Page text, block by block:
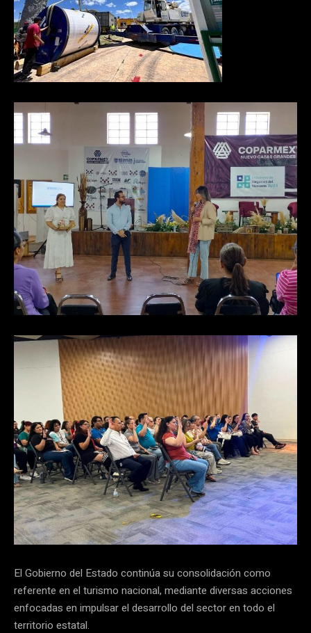
El Gobierno del Estado continúa su consolidación como
referente en el turismo nacional, mediante diversas acciones
enfocadas en impulsar el desarrollo del sector en todo el
territorio estatal.